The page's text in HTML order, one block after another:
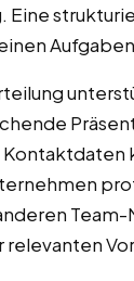
Eine
relevanten